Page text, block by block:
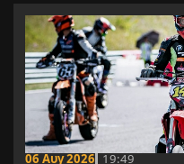
06 Αυγ 2026 19:49